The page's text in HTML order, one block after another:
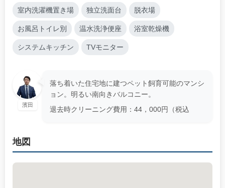
室内洗濯機置き場 独立洗面台 脱衣場
お風呂トイレ別 温水洗浄便座 浴室乾燥機
システムキッチン TVモニター
濱田
落ち着いた住宅地に建つペット飼育可能のマンシ
ョン。明るい南向きバルコニー。
退去時クリーニング費用：44，000円（税込
地図